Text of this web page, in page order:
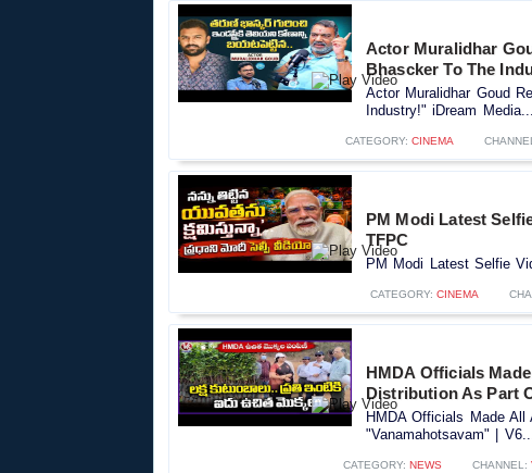
Actor Muralidhar
Bhascker To The
Actor Muralidhar Goud
Industry!" iDream
CATEGORY: CINEMA
PM Modi Latest
TFPC
PM Modi Latest Selfie
CATEGORY: CINEMA
HMDA Officials
Distribution As Part
HMDA Officials Made
"Vanamahotsavam" |
CATEGORY: NEWS CHANNEL: